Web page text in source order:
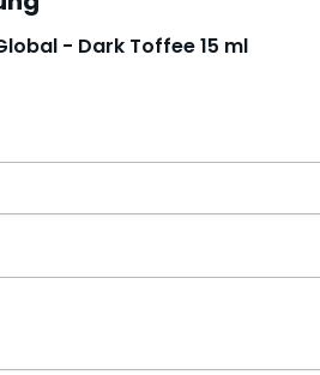
- Dark Toffee 15 ml